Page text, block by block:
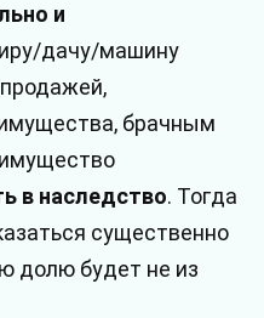
и
дачу/машину
брачным
имущество
в наследство. Тогда
существенно
долю будет не из